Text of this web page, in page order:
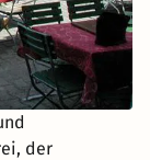
der